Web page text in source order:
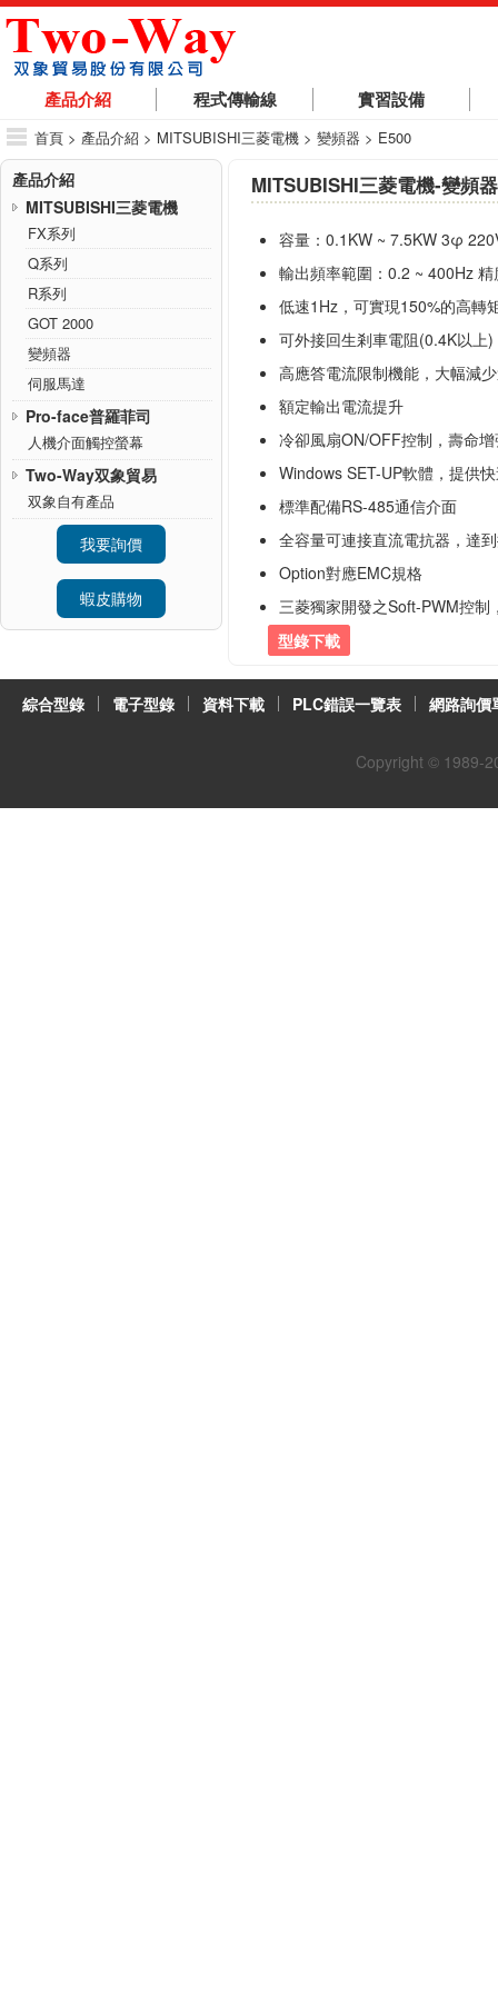
產品介紹 程式傳輸線 實習設備
首頁 > 產品介紹 > MITSUBISHI三菱電機 > 變頻器 > E500
產品介紹
MITSUBISHI三菱電機
FX系列
Q系列
R系列
GOT 2000
變頻器
伺服馬達
Pro-face普羅菲司
人機介面觸控螢幕
Two-Way双象貿易
双象自有產品
我要詢價
蝦皮購物
MITSUBISHI三菱電機-變頻
容量：0.1KW ~ 7.5KW 3φ
輸出頻率範圍：0.2 ~ 400Hz
低速1Hz，可實現150%的高轉
可外接回生剎車電阻(0.4K以上
高應答電流限制機能，大幅減
額定輸出電流提升
冷卻風扇ON/OFF控制，壽命
Windows SET-UP軟體，提供
標準配備RS-485通信介面
全容量可連接直流電抗器，達
Option對應EMC規格
三菱獨家開發之Soft-PWM控
型錄下載
綜合型錄 電子型錄 資料下載 PLC錯誤一覽表 網路詢價
Copyright © 1989-